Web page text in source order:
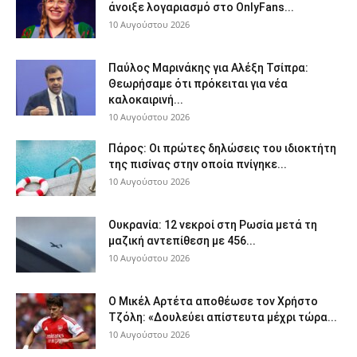
άνοιξε λογαριασμό στο OnlyFans...
10 Αυγούστου 2026
Παύλος Μαρινάκης για Αλέξη Τσίπρα:
Θεωρήσαμε ότι πρόκειται για νέα
καλοκαιρινή...
10 Αυγούστου 2026
Πάρος: Οι πρώτες δηλώσεις του ιδιοκτήτη
της πισίνας στην οποία πνίγηκε...
10 Αυγούστου 2026
Ουκρανία: 12 νεκροί στη Ρωσία μετά τη
μαζική αντεπίθεση με 456...
10 Αυγούστου 2026
Ο Μικέλ Αρτέτα αποθέωσε τον Χρήστο
Τζόλη: «Δουλεύει απίστευτα μέχρι τώρα...
10 Αυγούστου 2026